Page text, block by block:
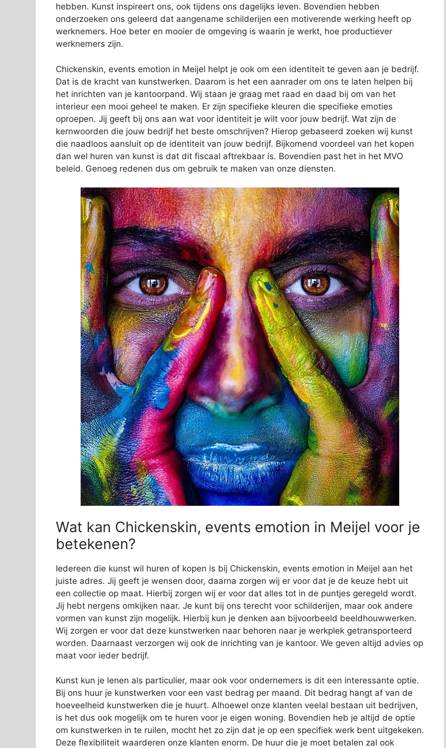
hebben. Kunst inspireert ons, ook tijdens ons dagelijks leven. Bovendien hebben
onderzoeken ons geleerd dat aangename schilderijen een motiverende werking heeft op
werknemers. Hoe beter en mooier de omgeving is waarin je werkt, hoe productiever
werknemers zijn.
Chickenskin, events emotion in Meijel helpt je ook om een identiteit te geven aan je bedrijf.
Dat is de kracht van kunstwerken. Daarom is het een aanrader om ons te laten helpen bij
het inrichten van je kantoorpand. Wij staan je graag met raad en daad bij om van het
interieur een mooi geheel te maken. Er zijn specifieke kleuren die specifieke emoties
oproepen. Jij geeft bij ons aan wat voor identiteit je wilt voor jouw bedrijf. Wat zijn de
kernwoorden die jouw bedrijf het beste omschrijven? Hierop gebaseerd zoeken wij kunst
die naadloos aansluit op de identiteit van jouw bedrijf. Bijkomend voordeel van het kopen
dan wel huren van kunst is dat dit fiscaal aftrekbaar is. Bovendien past het in het MVO
beleid. Genoeg redenen dus om gebruik te maken van onze diensten.
Wat kan Chickenskin, events emotion in Meijel voor je
betekenen?
Iedereen die kunst wil huren of kopen is bij Chickenskin, events emotion in Meijel aan het
juiste adres. Jij geeft je wensen door, daarna zorgen wij er voor dat je de keuze hebt uit
een collectie op maat. Hierbij zorgen wij er voor dat alles tot in de puntjes geregeld wordt.
Jij hebt nergens omkijken naar. Je kunt bij ons terecht voor schilderijen, maar ook andere
vormen van kunst zijn mogelijk. Hierbij kun je denken aan bijvoorbeeld beeldhouwwerken.
Wij zorgen er voor dat deze kunstwerken naar behoren naar je werkplek getransporteerd
worden. Daarnaast verzorgen wij ook de inrichting van je kantoor. We geven altijd advies op
maat voor ieder bedrijf.
Kunst kun je lenen als particulier, maar ook voor ondernemers is dit een interessante optie.
Bij ons huur je kunstwerken voor een vast bedrag per maand. Dit bedrag hangt af van de
hoeveelheid kunstwerken die je huurt. Alhoewel onze klanten veelal bestaan uit bedrijven,
is het dus ook mogelijk om te huren voor je eigen woning. Bovendien heb je altijd de optie
om kunstwerken in te ruilen, mocht het zo zijn dat je op een specifiek werk bent uitgekeken.
Deze flexibiliteit waarderen onze klanten enorm. De huur die je moet betalen zal ook